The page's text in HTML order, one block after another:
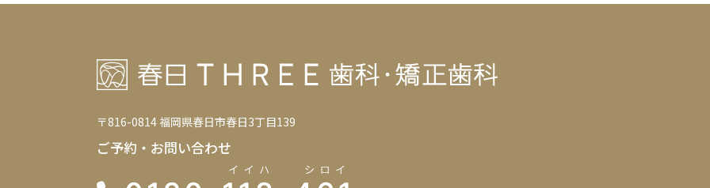
〒816-0814 福岡県春日市春日3丁目139
ご予約・お問い合わせ